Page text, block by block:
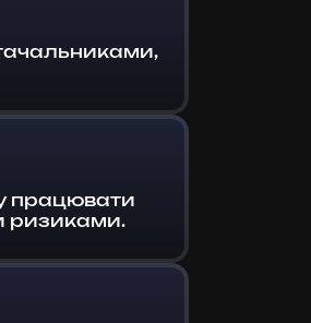
працювати
ризиками.